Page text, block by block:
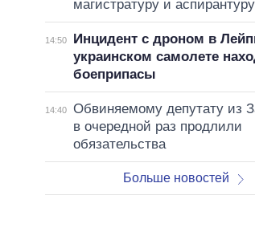
магистратуру и аспирантуру
14:50
Инцидент с дроном в
украинском самолете
боеприпасы
14:40
Обвиняемому депутату из
в очередной раз продлили
обязательства
Больше новостей